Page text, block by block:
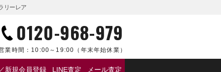
リーレア
0120-968-979
業時間： 10:00～19:00 （年末年始休業）
新規会員登録 LINE査定 メール査定